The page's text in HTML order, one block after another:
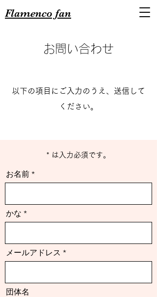
Flamenco fan
お問い合わせ
以下の項目にご入力のうえ、送信して
ください。
* は入力必須です。
お名前
かな
メールアドレス
団体名